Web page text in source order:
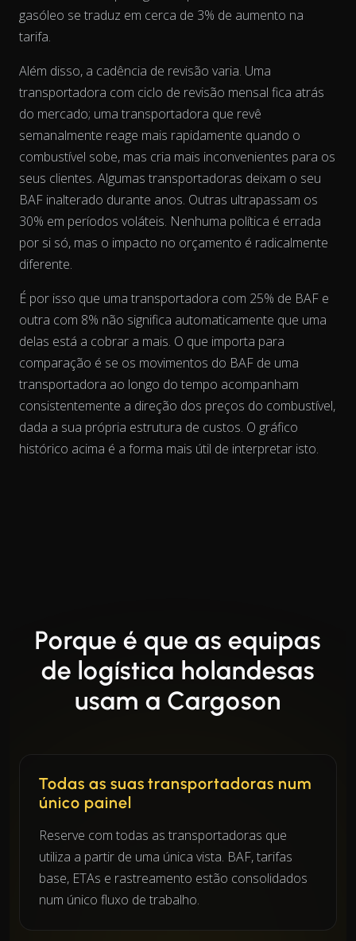
gasóleo se traduz em cerca de 3% de aumento na
tarifa.
Além disso, a cadência de revisão varia. Uma
transportadora com ciclo de revisão mensal fica atrás
do mercado; uma transportadora que revê
semanalmente reage mais rapidamente quando o
combustível sobe, mas cria mais inconvenientes para os
seus clientes. Algumas transportadoras deixam o seu
BAF inalterado durante anos. Outras ultrapassam os
30% em períodos voláteis. Nenhuma política é errada
por si só, mas o impacto no orçamento é radicalmente
diferente.
É por isso que uma transportadora com 25% de BAF e
outra com 8% não significa automaticamente que uma
delas está a cobrar a mais. O que importa para
comparação é se os movimentos do BAF de uma
transportadora ao longo do tempo acompanham
consistentemente a direção dos preços do combustível,
dada a sua própria estrutura de custos. O gráfico
histórico acima é a forma mais útil de interpretar isto.
Porque é que as equipas
de logística holandesas
usam a Cargoson
Todas as suas transportadoras num
único painel
Reserve com todas as transportadoras que
utiliza a partir de uma única vista. BAF, tarifas
base, ETAs e rastreamento estão consolidados
num único fluxo de trabalho.